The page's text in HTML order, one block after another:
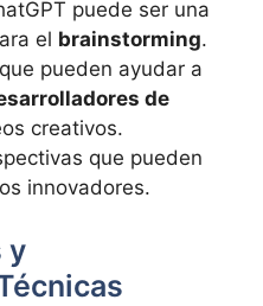
puede ser una
el brainstorming.
pueden ayudar a
de
creativos.
que pueden
innovadores.
y